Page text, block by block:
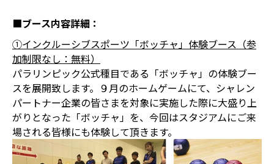
■ブース内容詳細：
①インクルーシブスポーツ「ボッチャ」体験ブース（参
加制限なし：無料）
パラリンピック公式種目である「ボッチャ」の体験ブー
スを展開致します。９月のホームゲームにて、シャレン
パートナー企業の皆さまを対象に実施した際に大盛り上
がりとなった「ボッチャ」を、今回はスタジアムにご来
場される皆様にも体験して頂きます。